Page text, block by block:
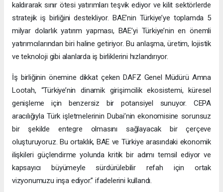
kaldırarak sınır ötesi yatırımları teşvik ediyor ve kilit sektörlerde
stratejik iş birliğini destekliyor. BAE’nin Türkiye’ye toplamda 5
milyar dolarlık yatırım yapması, BAE’yi Türkiye’nin en önemli
yatırımcılarından biri haline getiriyor. Bu anlaşma, üretim, lojistik
ve teknoloji gibi alanlarda iş birliklerini hızlandırıyor.
İş birliğinin önemine dikkat çeken DAFZ Genel Müdürü Amna
Lootah, “Türkiye’nin dinamik girişimcilik ekosistemi, küresel
genişleme için benzersiz bir potansiyel sunuyor. CEPA
aracılığıyla Türk işletmelerinin Dubai’nin ekonomisine sorunsuz
bir şekilde entegre olmasını sağlayacak bir çerçeve
oluşturuyoruz. Bu ortaklık, BAE ve Türkiye arasındaki ekonomik
ilişkileri güçlendirme yolunda kritik bir adımı temsil ediyor ve
kapsayıcı büyümeyle sürdürülebilir refah için ortak
vizyonumuzu inşa ediyor.” ifadelerini kullandı.